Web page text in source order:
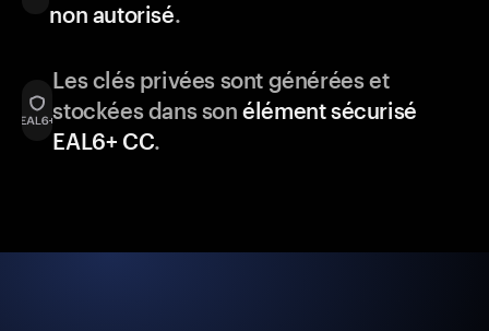
non autorisé.
Les clés privées sont générées et
stockées dans sonélément sécurisé
EAL6+ CC.